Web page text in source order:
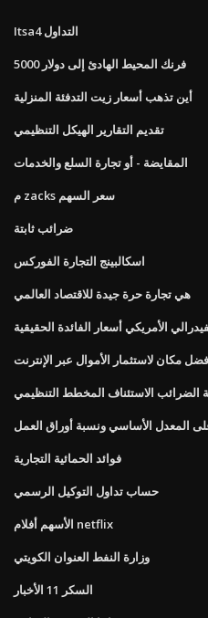
Itsa4 التداول
5000 فرنك المحيط الهادئ إلى دولار
أين تذهب أسعار زيت التدفئة المنزلية
تقديم التقارير الهيكل التنظيمي
المقايضة - أو تجارة السلع والخدمات
م zacks سعر السهم
ضرائب ثابتة
اسكالبينج التجارة الفوركس
هي تجارة حرة جيدة للاقتصاد العالمي
الأمريكي أسعار الفائدة الحقيقية
مكان لاستثمار الأموال عبر الإنترنت
الضرائب الاستئناف المخطط التنظيمي
المعدل الأساسي ونسبة أوراق العمل
فوائد الحمائية التجارية
حساب تداول التوكيل الرسمي
الأسهم أفلام netflix
وزارة النفط العنوان الكويتي
السكر 11 الأخبار